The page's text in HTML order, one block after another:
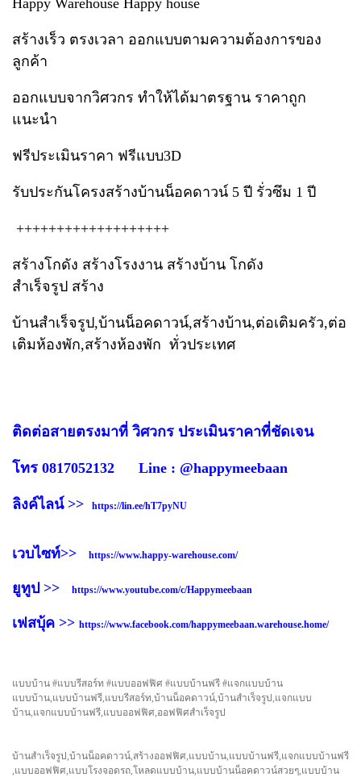
สร้างเร็ว ตรงเวลา ออกแบบตามความต้องการของ
ลูกค้า
ออกแบบจากวิศวกร ทำให้ได้มาตรฐาน ราคาถูก
แนะนำ
ฟรีประเมินราคา ฟรีแบบ3D
รับประกันโครงสร้างบ้านน็อคดาวน์ 5 ปี รั่วซึม 1 ปี
+++++++++++++++++++
สร้างโกดัง สร้างโรงงาน สร้างบ้าน โกดัง
สำเร็จรูป สร้าง
บ้านสำเร็จรูป,บ้านน็อคดาวน์,สร้างบ้าน,ต่อเติมครัว,ต่อ
เติมห้องพัก,สร้างห้องพัก ทั่วประเทศ
ติดต่อสายตรงมาที่ วิศวกร ประเมินราคาที่ชัดเจน
โทร 0817052132 Line : @happymeebaan
ลิงค์ไลน์ >> https://lin.ee/hT7pyNU
เวบไซท์>> https://www.happy-warehouse.com/
ยูทูป >> https://www.youtube.com/c/Happymeebaan
เฟสบุ้ค >> https://www.facebook.com/happymeebaan.warehouse.home/
แบบบ้าน #แบบรีสอร์ท #แบบออฟฟิศ #แบบบ้านฟรี #แจกแบบบ้าน
แบบบ้าน,แบบบ้านฟรี,แบบรีสอร์ท,บ้านน็อคดาวน์,บ้านสำเร็จรูป,แจกแบบ
บ้าน,แจกแบบบ้านฟรี,แบบออฟฟิศ,ออฟฟิศสำเร็จรูป
บ้านสำเร็จรูป,บ้านน็อคดาวน์,สร้างออฟฟิศ,แบบบ้าน,แบบบ้านฟรี,แจกแบบบ้านฟรี
,แบบออฟฟิศ,แบบโรงจอดรถ,โหลดแบบบ้าน,แบบบ้านน็อคดาวน์สวยๆ,แบบบ้าน